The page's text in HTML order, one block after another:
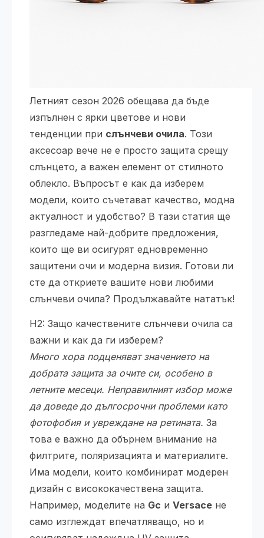
Летният сезон 2026 обещава да бъде
изпълнен с ярки цветове и нови
тенденции при слънчеви очила. Този
аксесоар вече не е просто защита срещу
слънцето, а важен елемент от стилното
облекло. Въпросът е как да изберем
модели, които съчетават качество, модна
актуалност и удобство? В тази статия ще
разгледаме най-добрите предложения,
които ще ви осигурят едновременно
защитени очи и модерна визия. Готови ли
сте да откриете вашите нови любими
слънчеви очила? Продължавайте нататък!
H2: Защо качествените слънчеви очила са
важни и как да ги изберем?
Много хора подценяват значението на
добрата защита за очите си, особено в
летните месеци. Неправилният избор може
да доведе до дългосрочни проблеми като
фотофобия и увреждане на ретината. За
това е важно да обърнем внимание на
филтрите, поляризацията и материалите.
Има модели, които комбинират модерен
дизайн с висококачествена защита.
Например, моделите на Gc и Versace не
само изглеждат впечатляващо, но и